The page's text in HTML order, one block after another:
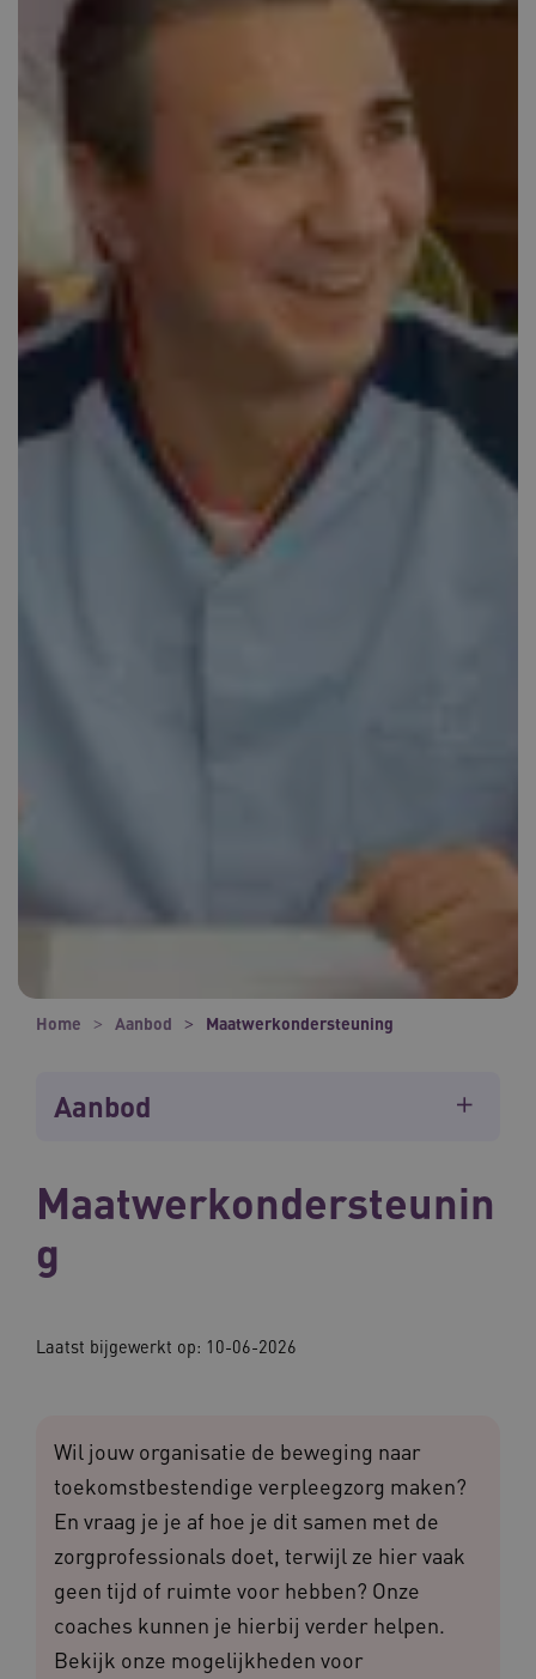
Home Aanbod Maatwerkondersteuning
Aanbod
Maatwerkondersteunin
g
Laatst bijgewerkt op: 10-06-2026
Wil jouw organisatie de beweging naar
toekomstbestendige verpleegzorg maken?
En vraag je je af hoe je dit samen met de
zorgprofessionals doet, terwijl ze hier vaak
geen tijd of ruimte voor hebben? Onze
coaches kunnen je hierbij verder helpen.
Bekijk onze mogelijkheden voor